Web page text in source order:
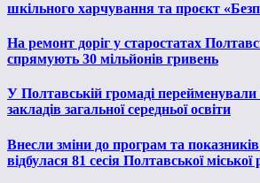
шкільного харчування та проєкт
На ремонт доріг у старостатах
спрямують 30 мільйонів гривень
У Полтавській громаді перейменували
закладів загальної середньої освіти
Внесли зміни до програм та
відбулася 81 сесія Полтавської міської